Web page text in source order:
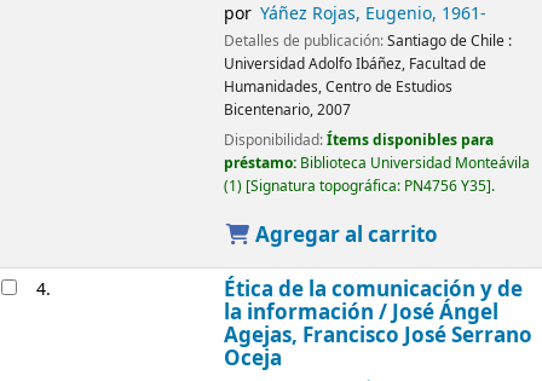
por Yáñez Rojas, Eugenio, 1961-
Detalles de publicación:Santiago de Chile :
Universidad Adolfo Ibáñez, Facultad de
Humanidades, Centro de Estudios
Bicentenario,2007
Disponibilidad:Ítems disponibles para
préstamo: Biblioteca Universidad Monteávila
(1) Signatura topográfica: PN4756 Y35 .
Agregar al carrito
4. Ética de la comunicación y de
la información /José Ángel
Agejas, Francisco José Serrano
Oceja